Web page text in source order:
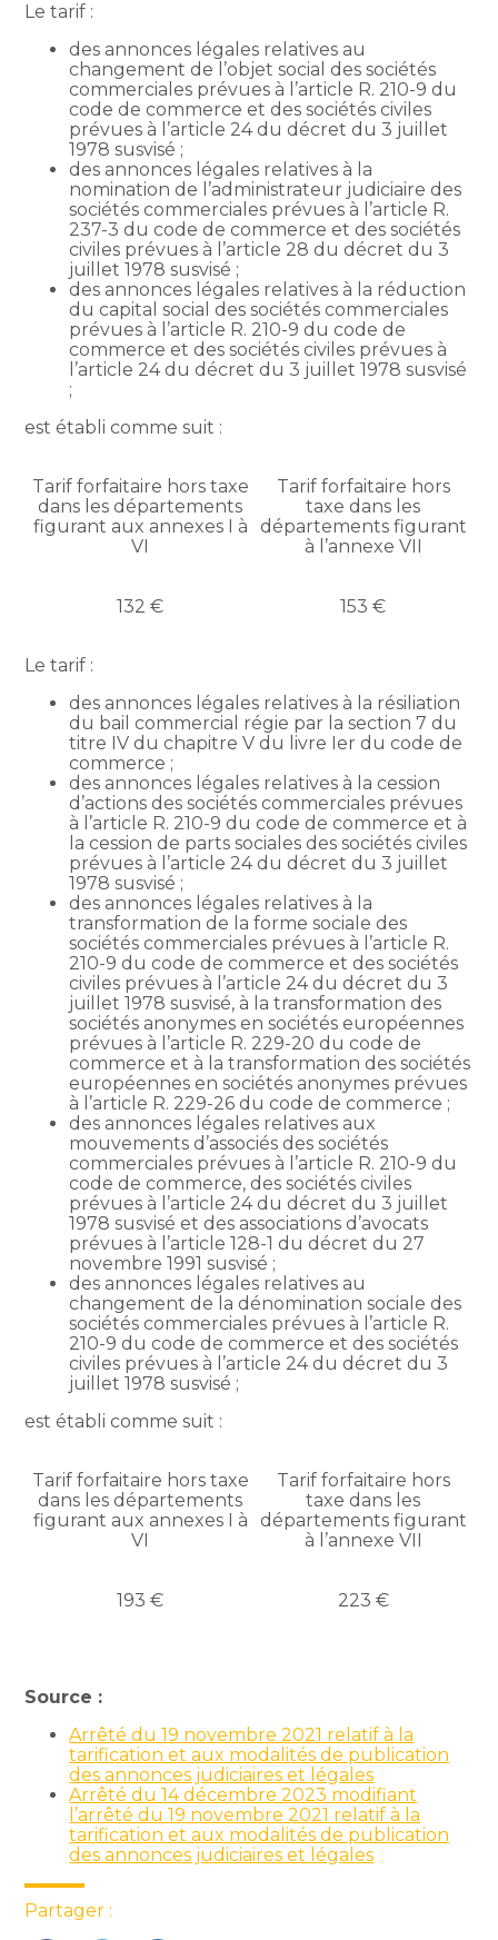
Le tarif :
des annonces légales relatives au
changement de l’objet social des sociétés
commerciales prévues à l’article R. 210-9 du
code de commerce et des sociétés civiles
prévues à l’article 24 du décret du 3 juillet
1978 susvisé ;
des annonces légales relatives à la
nomination de l’administrateur judiciaire des
sociétés commerciales prévues à l’article R.
237-3 du code de commerce et des sociétés
civiles prévues à l’article 28 du décret du 3
juillet 1978 susvisé ;
des annonces légales relatives à la réduction
du capital social des sociétés commerciales
prévues à l’article R. 210-9 du code de
commerce et des sociétés civiles prévues à
l’article 24 du décret du 3 juillet 1978 susvisé
;
est établi comme suit :
Tarif forfaitaire hors taxe
dans les départements
figurant aux annexes I à
VI
Tarif forfaitaire hors
taxe dans les
départements figurant
à l’annexe VII
132 € 153 €
Le tarif :
des annonces légales relatives à la résiliation
du bail commercial régie par la section 7 du
titre IV du chapitre V du livre Ier du code de
commerce ;
des annonces légales relatives à la cession
d’actions des sociétés commerciales prévues
à l’article R. 210-9 du code de commerce et à
la cession de parts sociales des sociétés civiles
prévues à l’article 24 du décret du 3 juillet
1978 susvisé ;
des annonces légales relatives à la
transformation de la forme sociale des
sociétés commerciales prévues à l’article R.
210-9 du code de commerce et des sociétés
civiles prévues à l’article 24 du décret du 3
juillet 1978 susvisé, à la transformation des
sociétés anonymes en sociétés européennes
prévues à l’article R. 229-20 du code de
commerce et à la transformation des sociétés
européennes en sociétés anonymes prévues
à l’article R. 229-26 du code de commerce ;
des annonces légales relatives aux
mouvements d’associés des sociétés
commerciales prévues à l’article R. 210-9 du
code de commerce, des sociétés civiles
prévues à l’article 24 du décret du 3 juillet
1978 susvisé et des associations d’avocats
prévues à l’article 128-1 du décret du 27
novembre 1991 susvisé ;
des annonces légales relatives au
changement de la dénomination sociale des
sociétés commerciales prévues à l’article R.
210-9 du code de commerce et des sociétés
civiles prévues à l’article 24 du décret du 3
juillet 1978 susvisé ;
est établi comme suit :
Tarif forfaitaire hors taxe
dans les départements
figurant aux annexes I à
VI
Tarif forfaitaire hors
taxe dans les
départements figurant
à l’annexe VII
193 € 223 €
Source :
Arrêté du 19 novembre 2021 relatif à la
tarification et aux modalités de publication
des annonces judiciaires et légales
Arrêté du 14 décembre 2023 modifiant
l’arrêté du 19 novembre 2021 relatif à la
tarification et aux modalités de publication
des annonces judiciaires et légales
Partager :